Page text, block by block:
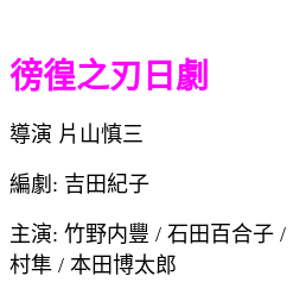
徬徨之刃日劇
導演 片山慎三
編劇: 吉田紀子
主演: 竹野内豐 / 石田百合子
村隼 / 本田博太郎